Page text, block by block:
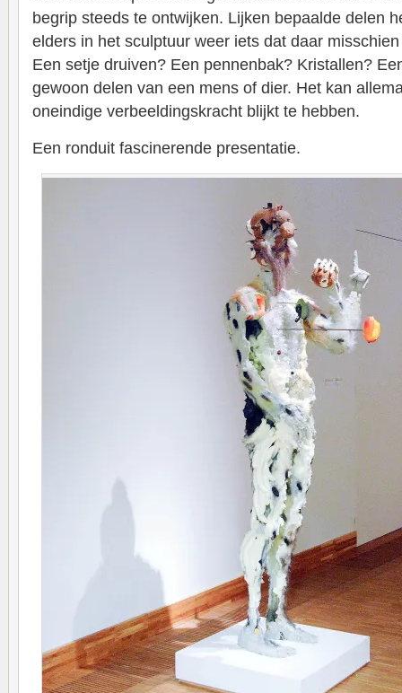
begrip steeds te ontwijken. Lijken bepaalde delen
elders in het sculptuur weer iets dat daar
Een setje druiven? Een pennenbak? Kristallen?
gewoon delen van een mens of dier. Het kan
oneindige verbeeldingskracht blijkt te hebben.
Een ronduit fascinerende presentatie.